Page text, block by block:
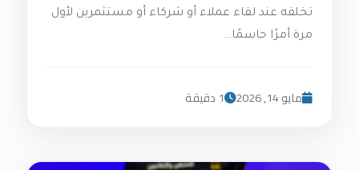
تخلقه عند لقاء عملاء أو شركاء أو مستثمرين لأول
مرة أمرًا حاسمًا…
مايو 14, 2026 1 دقيقة